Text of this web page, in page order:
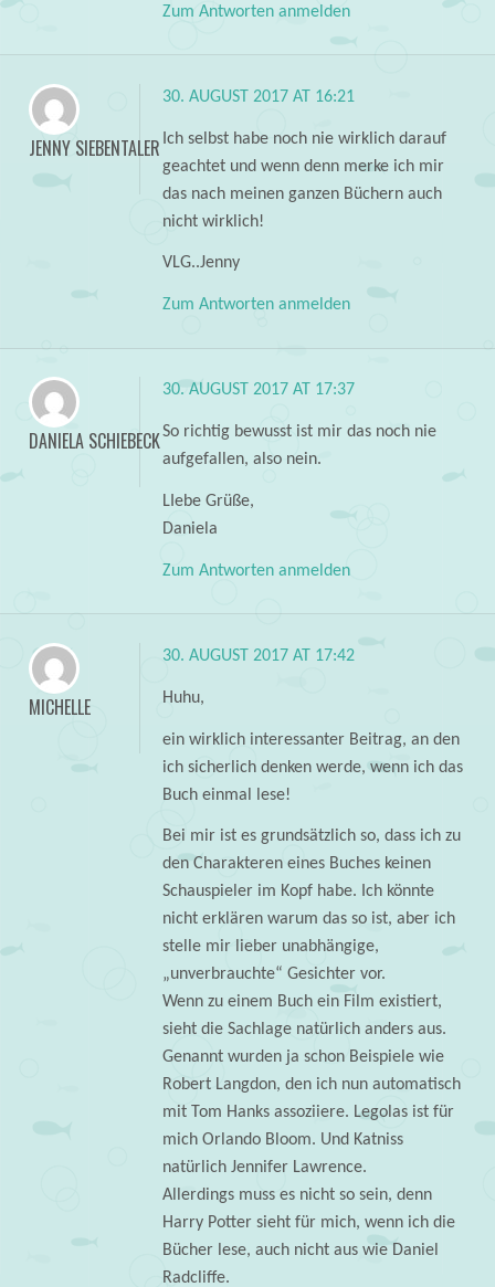
Zum Antworten anmelden
JENNY SIEBENTALER
30. AUGUST 2017 AT 16:21
Ich selbst habe noch nie wirklich darauf
geachtet und wenn denn merke ich mir
das nach meinen ganzen Büchern auch
nicht wirklich!
VLG..Jenny
Zum Antworten anmelden
DANIELA SCHIEBECK
30. AUGUST 2017 AT 17:37
So richtig bewusst ist mir das noch nie
aufgefallen, also nein.
LIebe Grüße,
Daniela
Zum Antworten anmelden
MICHELLE
30. AUGUST 2017 AT 17:42
Huhu,
ein wirklich interessanter Beitrag, an den
ich sicherlich denken werde, wenn ich das
Buch einmal lese!
Bei mir ist es grundsätzlich so, dass ich zu
den Charakteren eines Buches keinen
Schauspieler im Kopf habe. Ich könnte
nicht erklären warum das so ist, aber ich
stelle mir lieber unabhängige,
„unverbrauchte“ Gesichter vor.
Wenn zu einem Buch ein Film existiert,
sieht die Sachlage natürlich anders aus.
Genannt wurden ja schon Beispiele wie
Robert Langdon, den ich nun automatisch
mit Tom Hanks assoziiere. Legolas ist für
mich Orlando Bloom. Und Katniss
natürlich Jennifer Lawrence.
Allerdings muss es nicht so sein, denn
Harry Potter sieht für mich, wenn ich die
Bücher lese, auch nicht aus wie Daniel
Radcliffe.